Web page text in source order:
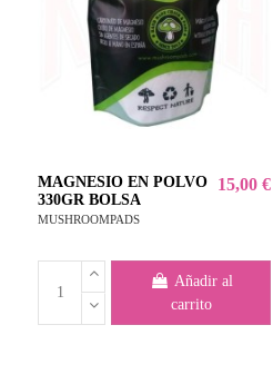
MAGNESIO EN POLVO
330GR BOLSA
MUSHROOMPADS
15,00 €
Añadir al
carrito